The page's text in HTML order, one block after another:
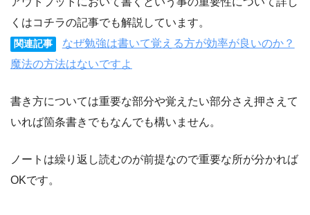
くはコチラの記事でも解説しています。
関連記事
なぜ勉強は書いて覚える方が効率が良いのか？
魔法の方法はないですよ
書き方については重要な部分や覚えたい部分さえ押さえて
いれば箇条書きでもなんでも構いません。
ノートは繰り返し読むのが前提なので重要な所が分かれば
OKです。